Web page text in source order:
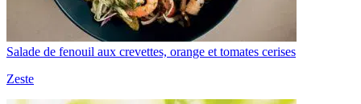
Salade de fenouil aux crevettes, orange et tomates cerises
Zeste